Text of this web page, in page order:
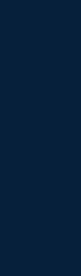
Chất lượng
Thời gian
Các dịch vụ
Sử dụng